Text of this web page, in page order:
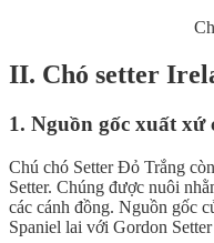
II. Chó setter
1. Nguồn gốc xuất xứ
Chú chó Setter Đỏ Trắng
Setter. Chúng được nuôi
các cánh đồng. Nguồn gốc
Spaniel lai với Gordon